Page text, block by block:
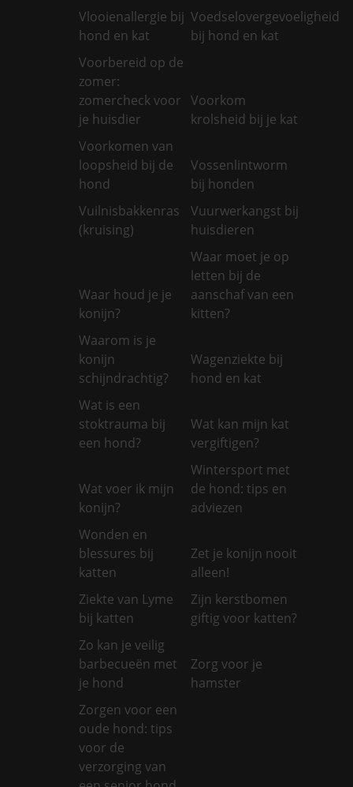
Vlooienallergie bij
hond en kat
Voedselovergevoeligheid
bij hond en kat
Voorbereid op de
zomer:
zomercheck voor
je huisdier
Voorkom
krolsheid bij je kat
Voorkomen van
loopsheid bij de
hond
Vossenlintworm
bij honden
Vuilnisbakkenras
(kruising)
Vuurwerkangst bij
huisdieren
Waar houd je je
konijn?
Waar moet je op
letten bij de
aanschaf van een
kitten?
Waarom is je
konijn
schijndrachtig?
Wagenziekte bij
hond en kat
Wat is een
stoktrauma bij
een hond?
Wat kan mijn kat
vergiftigen?
Wat voer ik mijn
konijn?
Wintersport met
de hond: tips en
adviezen
Wonden en
blessures bij
katten
Zet je konijn nooit
alleen!
Ziekte van Lyme
bij katten
Zijn kerstbomen
giftig voor katten?
Zo kan je veilig
barbecueën met
je hond
Zorg voor je
hamster
Zorgen voor een
oude hond: tips
voor de
verzorging van